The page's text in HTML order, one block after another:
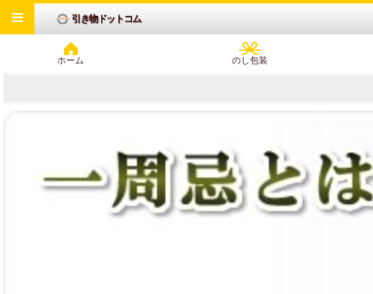
引き物ドットコム
ホーム のし包装
≡